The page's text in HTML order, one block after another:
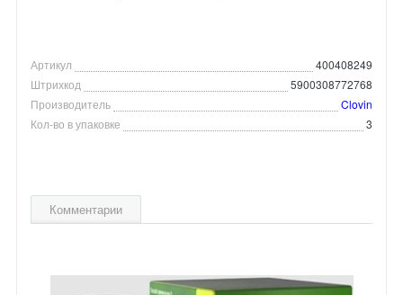
Артикул
400408249
Штрихкод
5900308772768
Производитель
Clovin
Кол-во в упаковке
3
Комментарии